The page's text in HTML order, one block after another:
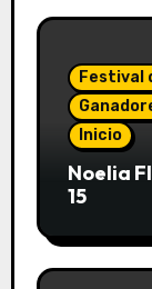
Festival
Inicio
Noelia
15